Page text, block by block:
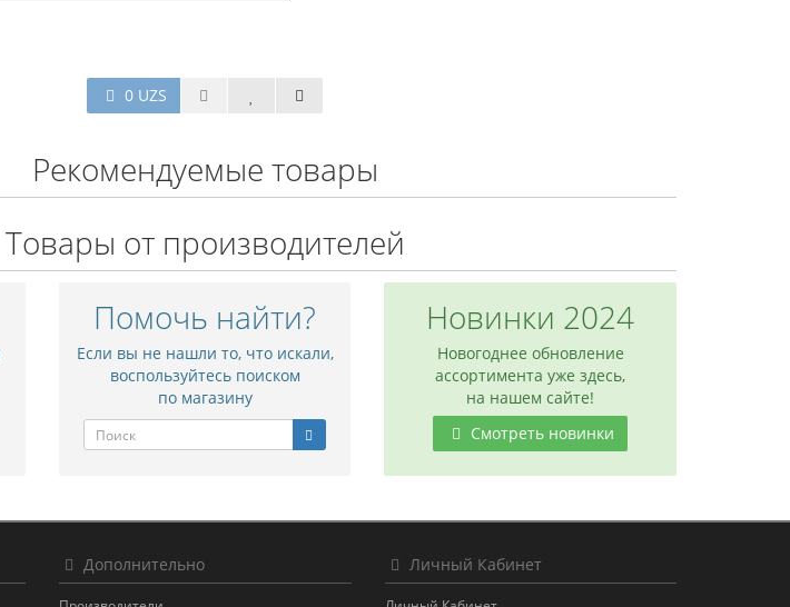
0 UZS
Рекомендуемые товары
Товары от производителей
Помочь найти?
Если вы не нашли то, что искали,
воспользуйтесь поиском
по магазину
Новинки 2024
Новогоднее обновление
ассортимента уже здесь,
на нашем сайте!
Смотреть новинки
Дополнительно Личный Кабинет